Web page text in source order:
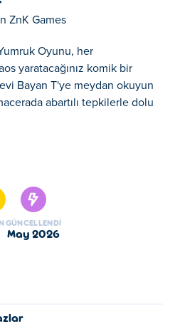
ZnK Games
Oyunu, her
yaratacağınız komik bir
Bayan T'ye meydan okuyun
abartılı tepkilerle dolu
Bayan T'ye meydan okuyun
abartılı tepkilerle dolu
dokunun, daha sert vurun ve
ile her zaman stres
GÜNCELLENDI
May 2026